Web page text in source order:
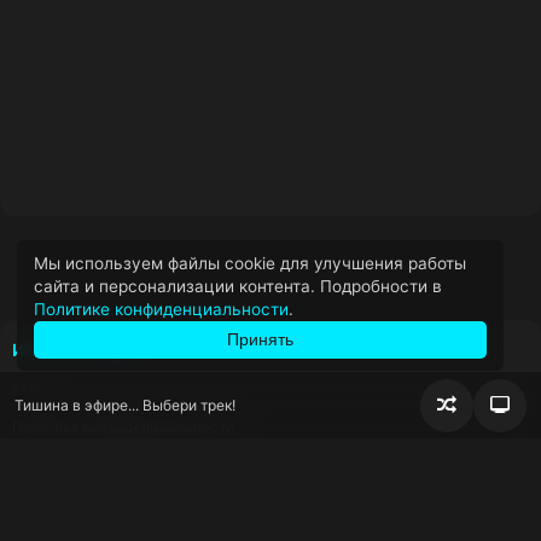
ИНФОРМАЦИЯ
Тишина в эфире... Выбери трек!
Мы используем файлы cookie для улучшения работы
сайта и персонализации контента. Подробности в
Политике конфиденциальности.
Принять